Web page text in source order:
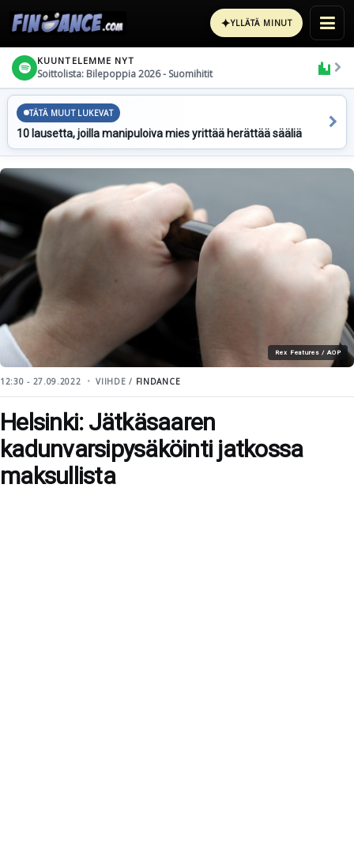
✦YLLÄTÄ MINUT
KUUNTELEMME NYT
Soittolista: Bilepoppia 2026 - Suomihitit
TÄTÄ MUUT LUKEVAT
10 lausetta, joilla manipuloiva mies yrittää herättää sääliä
Rex Features / AOP
12:30 - 27.09.2022 VIIHDE / FINDANCE
Helsinki: Jätkäsaaren
kadunvarsipysäköinti jatkossa
maksullista